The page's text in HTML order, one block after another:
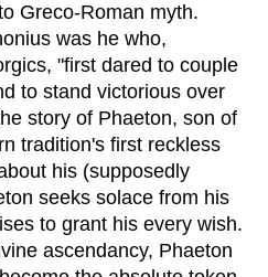
Greco-Roman myth.
was he who,
"first dared to couple
to stand victorious over
story of Phaeton, son of
tradition's first reckless
his (supposedly
seeks solace from his
to grant his every wish.
ascendancy, Phaeton